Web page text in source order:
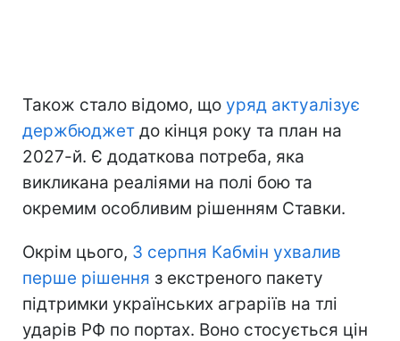
Також стало відомо, що уряд актуалізує
держбюджет до кінця року та план на
2027-й. Є додаткова потреба, яка
викликана реаліями на полі бою та
окремим особливим рішенням Ставки.
Окрім цього, 3 серпня Кабмін ухвалив
перше рішення з екстреного пакету
підтримки українських аграріїв на тлі
ударів РФ по портах. Воно стосується цін